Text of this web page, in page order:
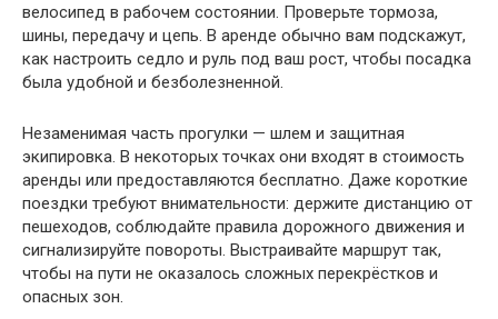
велосипед в рабочем состоянии. Проверьте тормоза,
шины, передачу и цепь. В аренде обычно вам подскажут,
как настроить седло и руль под ваш рост, чтобы посадка
была удобной и безболезненной.
Незаменимая часть прогулки — шлем и защитная
экипировка. В некоторых точках они входят в стоимость
аренды или предоставляются бесплатно. Даже короткие
поездки требуют внимательности: держите дистанцию от
пешеходов, соблюдайте правила дорожного движения и
сигнализируйте повороты. Выстраивайте маршрут так,
чтобы на пути не оказалось сложных перекрёстков и
опасных зон.